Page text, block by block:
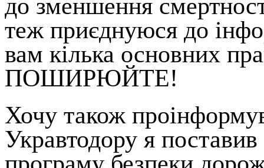
до зменшення
теж приєднуюся до
вам кілька основних
ПОШИРЮЙТЕ!
Хочу також
Укравтодору я